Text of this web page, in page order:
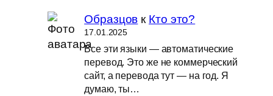
Образцов к Кто это?
17.01.2025
Все эти языки — автоматические
перевод. Это же не коммерческий
сайт, а перевода тут — на год. Я
думаю, ты…